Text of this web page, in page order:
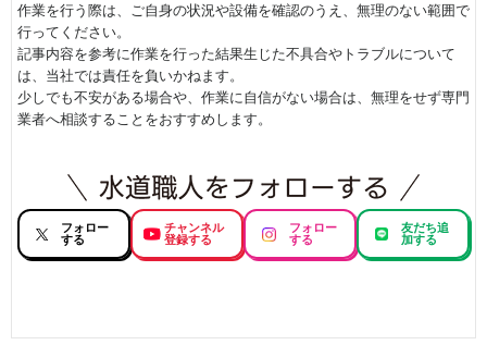
作業を行う際は、ご自身の状況や設備を確認のうえ、無理のない範囲で
行ってください。
記事内容を参考に作業を行った結果生じた不具合やトラブルについて
は、当社では責任を負いかねます。
少しでも不安がある場合や、作業に自信がない場合は、無理をせず専門
業者へ相談することをおすすめします。
フォロー
する
チャンネル
登録する
フォロー
する
友だち追
加する